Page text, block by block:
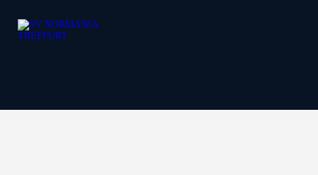
Mitglied werden
Shop